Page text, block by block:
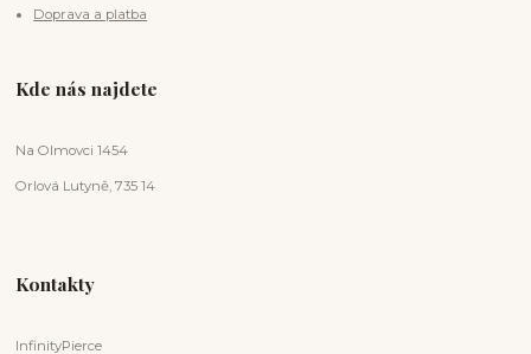
Doprava a platba
Kde nás najdete
Na Olmovci 1454
Orlová Lutyně, 735 14
Kontakty
InfinityPierce